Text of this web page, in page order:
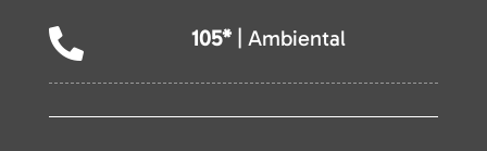
 105* | Ambiental